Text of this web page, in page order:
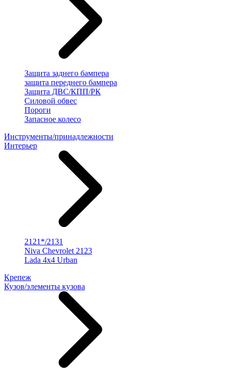
Защита заднего бампера
защита переднего бампера
Защита ДВС/КПП/РК
Силовой обвес
Пороги
Запасное колесо
Инструменты/принадлежности
Интерьер
2121*/2131
Niva Chevrolet 2123
Lada 4x4 Urban
Крепеж
Кузов/элементы кузова